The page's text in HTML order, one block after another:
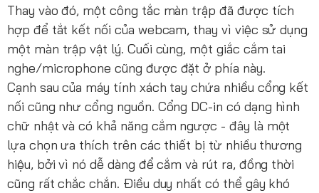
Thay vào đó, một công tắc màn trập đã được tích
hợp để tắt kết nối của webcam, thay vì việc sử dụng
một màn trập vật lý. Cuối cùng, một giắc cắm tai
nghe/microphone cũng được đặt ở phía này.
Cạnh sau của máy tính xách tay chứa nhiều cổng kết
nối cũng như cổng nguồn. Cổng DC-in có dạng hình
chữ nhật và có khả năng cắm ngược - đây là một
lựa chọn ưa thích trên các thiết bị từ nhiều thương
hiệu, bởi vì nó dễ dàng để cắm và rút ra, đồng thời
cũng rất chắc chắn. Điều duy nhất có thể gây khó